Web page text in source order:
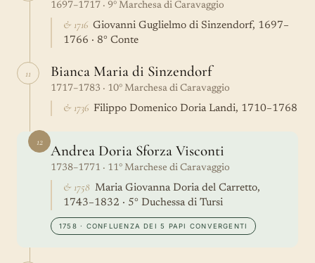
1697–1717 · 9° Marchesa di Caravaggio
& 1716 Giovanni Guglielmo di Sinzendorf, 1697–
1766 · 8° Conte
11 Bianca Maria di Sinzendorf
1717–1783 · 10° Marchesa di Caravaggio
& 1736 Filippo Domenico Doria Landi, 1710–1768
12
Andrea Doria Sforza Visconti
1738–1771 · 11° Marchese di Caravaggio
& 1758 Maria Giovanna Doria del Carretto,
1743–1832 · 5° Duchessa di Tursi
1758 · CONFLUENZA DEI 5 PAPI CONVERGENTI